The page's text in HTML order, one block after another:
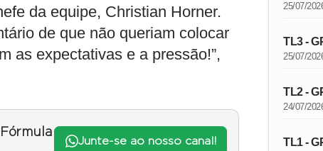
da equipe, Christian Horner.
de que não queriam colocar
as expectativas e a pressão!”,
Junte-se ao nosso canal!
25/07/
TL3 -
25/07/
TL2 -
24/07/
TL1 -